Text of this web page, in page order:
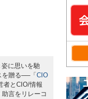
に思いを馳
贈る──「 CIO
者とCIO/情報
言をリレーコ